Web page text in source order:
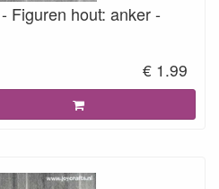
Figuren hout: anker -
€ 1.99